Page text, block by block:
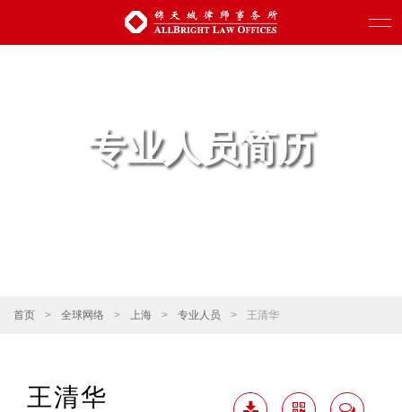
专业人员简历
首页 > 全球网络 > 上海 > 专业人员 > 王清华
王清华